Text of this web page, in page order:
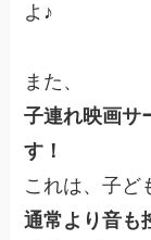
よ♪
また、
子連れ映画サ
す！
これは、子ど
通常より音も